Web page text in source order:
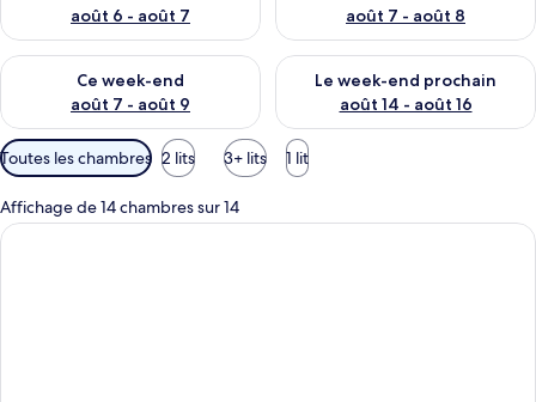
août 6 - août 7
août 7 - août 8
Ce week-end
août 7 - août 9
Vérifier la disponibilité pour ce week-end août 7 - août 9
Le week-end prochain
août 14 - août 16
Vérifier la disponibilité pour
Filtres
disponibles
pour
les
Toutes les chambres 2 lits 3+ lits 1 lit
Affichage de 14 chambres sur 14